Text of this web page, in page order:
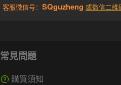
客服微信号： SQguzheng 或微信二維
常見問題
購買須知